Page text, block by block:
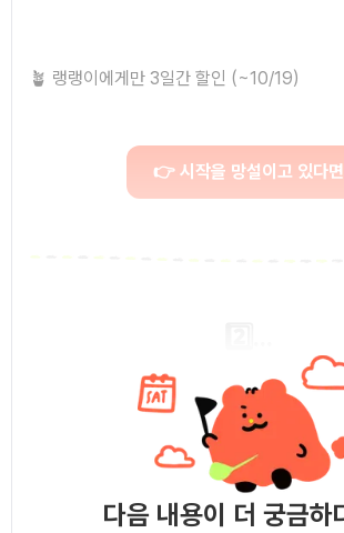
🪴 랭랭이에게만 3일간 할인 (~10/19)
👉 시작을 망설이고 있다면
다음 내용이 더 궁금하